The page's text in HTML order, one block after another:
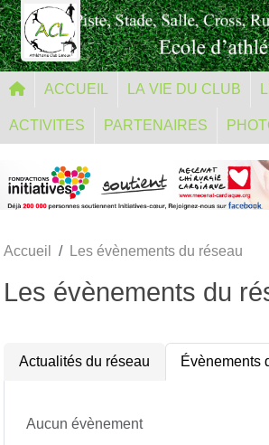
ACCUEIL LA VIE DU CLUB
ACTIVITES PARTENAIRES
Accueil Les évènements du réseau
Les évènements du
Actualités du réseau Évènements
Aucun évènement
Panneau de gestion des cookies